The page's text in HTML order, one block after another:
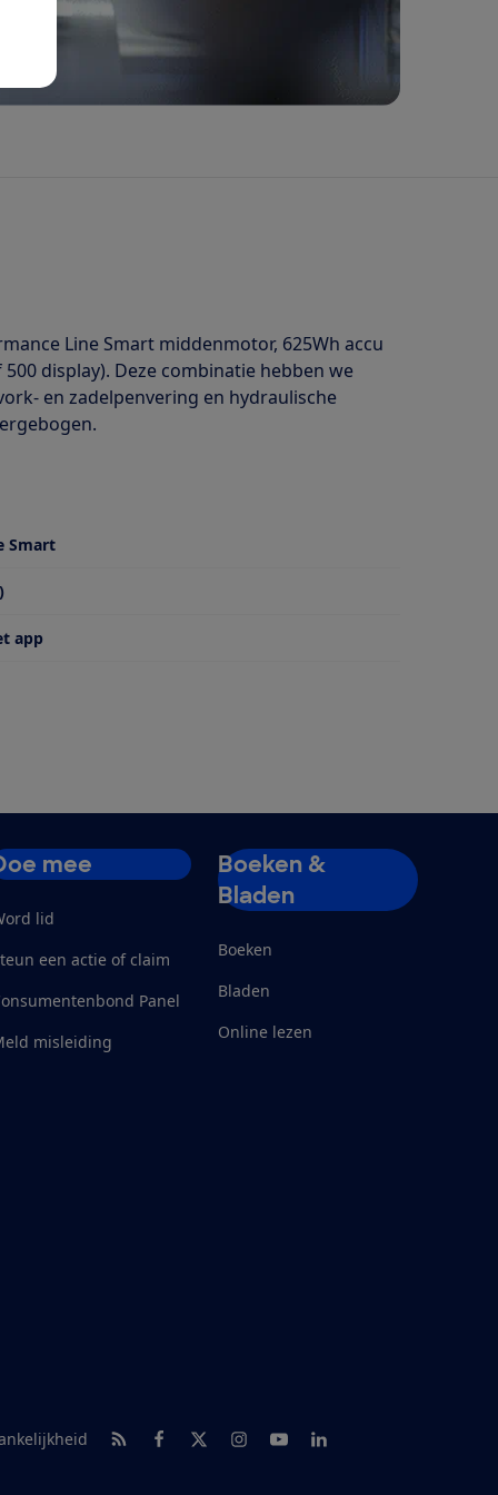
Line Smart middenmotor, 625Wh accu
display). Deze combinatie hebben we
en zadelpenvering en hydraulische
Smart
app
mee
lid
een actie of claim
Panel
misleiding
Boeken &
Bladen
Boeken
Bladen
Online lezen
RSS-feed nieuws
Facebook
TwitterInstagram
YoutubeLinkedIn